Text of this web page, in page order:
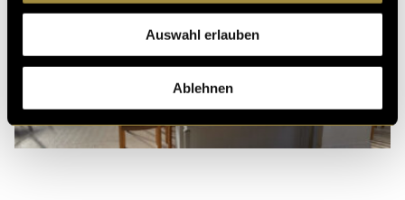
Auswahl erlauben
Ablehnen
Klavier und Gott